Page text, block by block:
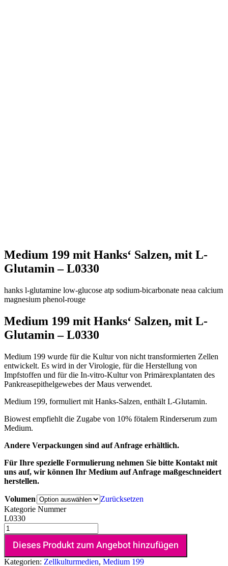
Medium 199 mit Hanks‘ Salzen, mit L-
Glutamin – L0330
hanks l-glutamine low-glucose atp sodium-bicarbonate neaa calcium
magnesium phenol-rouge
Medium 199 mit Hanks‘ Salzen, mit L-
Glutamin – L0330
Medium 199 wurde für die Kultur von nicht transformierten Zellen
entwickelt. Es wird in der Virologie, für die Herstellung von
Impfstoffen und für die In-vitro-Kultur von Primärexplantaten des
Pankreasepithelgewebes der Maus verwendet.
Medium 199, formuliert mit Hanks-Salzen, enthält L-Glutamin.
Biowest empfiehlt die Zugabe von 10% fötalem Rinderserum zum
Medium.
Andere Verpackungen sind auf Anfrage erhältlich.
Für Ihre spezielle Formulierung nehmen Sie bitte Kontakt mit
uns auf, wir können Ihr Medium auf Anfrage maßgeschneidert
herstellen.
Volumen
Zurücksetzen
Kategorie Nummer
L0330
Dieses Produkt zum Angebot hinzufügen
Kategorien: Zellkulturmedien, Medium 199